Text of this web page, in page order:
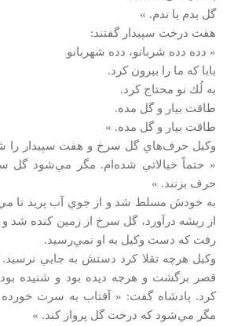
گل بدم يا ندم. »
هفت درخت سپيدار گفتند:
« دده دده شربانو، دده شهربانو
بابا كه ما را بيرون كرد.
به لُك نو محتاج كرد.
طاقت بيار و گل مده.
طاقت بيار و گل مده. »
وكيل حرف‌هاي گل سرخ و هفت سپيدار را
« حتماً خيالاتي شده‌ام. مگر مي‌شود گل
حرف بزنند. »
به خودش مسلط شد و از جوي آب پريد تا
از ريشه درآورد، گل سرخ از زمين كنده شد و
رفت كه دست وكيل به او نمي‌رسيد.
وكيل هرچه تقلا كرد دستش به جايي نرسيد.
قصر برگشت و هرچه ديده بود و شنيده بود
كرد. پادشاه گفت: « آفتاب به سرت خورده
مگر مي‌شود كه درخت گل پرواز كند. »